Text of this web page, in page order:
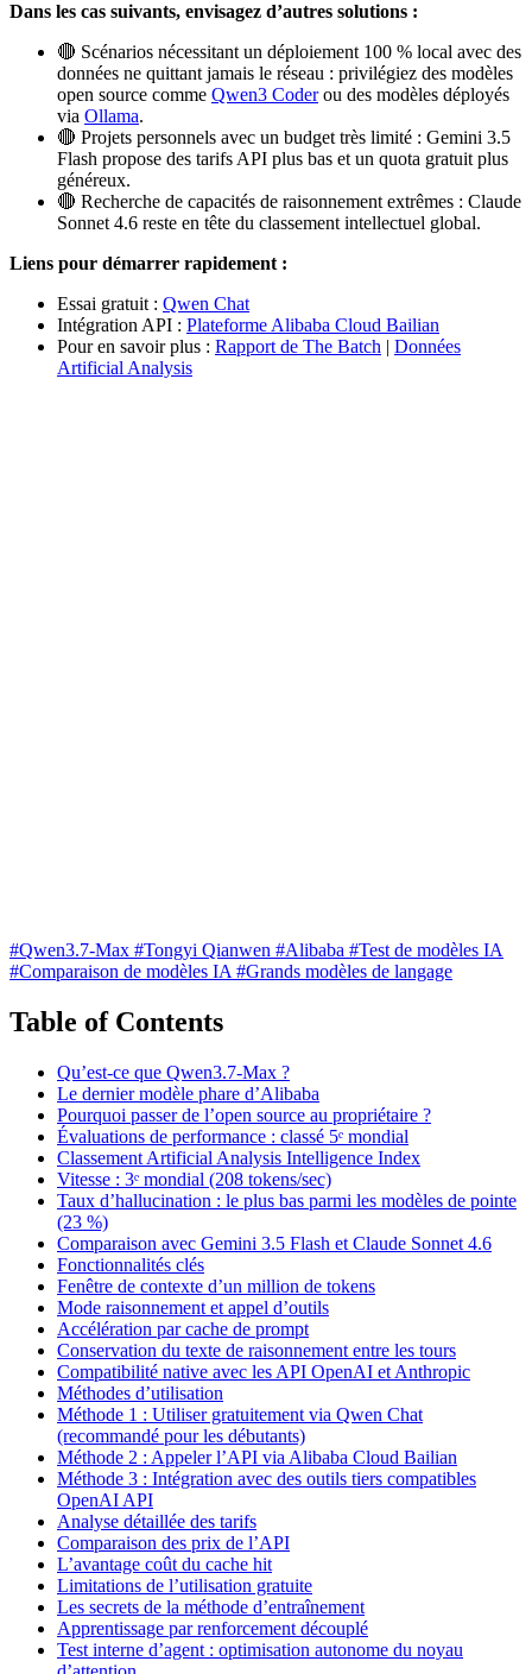
Dans les cas suivants, envisagez d’autres solutions :
🔴 Scénarios nécessitant un déploiement 100 % local avec des
données ne quittant jamais le réseau : privilégiez des modèles
open source comme Qwen3 Coderou des modèles déployés
via Ollama.
🔴 Projets personnels avec un budget très limité : Gemini 3.5
Flash propose des tarifs API plus bas et un quota gratuit plus
généreux.
🔴 Recherche de capacités de raisonnement extrêmes : Claude
Sonnet 4.6 reste en tête du classement intellectuel global.
Liens pour démarrer rapidement :
Essai gratuit : Qwen Chat
Intégration API : Plateforme Alibaba Cloud Bailian
Pour en savoir plus : Rapport de The Batch | Données
Artificial Analysis
#Qwen3.7-Max #Tongyi Qianwen #Alibaba #Test de modèles IA
#Comparaison de modèles IA #Grands modèles de langage
Table of Contents
Qu’est-ce que Qwen3.7-Max ?
Le dernier modèle phare d’Alibaba
Pourquoi passer de l’open source au propriétaire ?
Évaluations de performance : classé 5ᵉ mondial
Classement Artificial Analysis Intelligence Index
Vitesse : 3ᵉ mondial (208 tokens/sec)
Taux d’hallucination : le plus bas parmi les modèles de pointe
(23 %)
Comparaison avec Gemini 3.5 Flash et Claude Sonnet 4.6
Fonctionnalités clés
Fenêtre de contexte d’un million de tokens
Mode raisonnement et appel d’outils
Accélération par cache de prompt
Conservation du texte de raisonnement entre les tours
Compatibilité native avec les API OpenAI et Anthropic
Méthodes d’utilisation
Méthode 1 : Utiliser gratuitement via Qwen Chat
(recommandé pour les débutants)
Méthode 2 : Appeler l’API via Alibaba Cloud Bailian
Méthode 3 : Intégration avec des outils tiers compatibles
OpenAI API
Analyse détaillée des tarifs
Comparaison des prix de l’API
L’avantage coût du cache hit
Limitations de l’utilisation gratuite
Les secrets de la méthode d’entraînement
Apprentissage par renforcement découplé
Test interne d’agent : optimisation autonome du noyau